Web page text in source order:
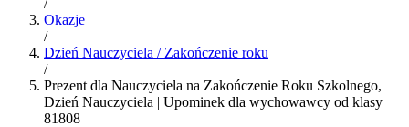
/
Okazje
/
Dzień Nauczyciela / Zakończenie roku
/
Prezent dla Nauczyciela na Zakończenie Roku Szkolnego,
Dzień Nauczyciela | Upominek dla wychowawcy od klasy
81808